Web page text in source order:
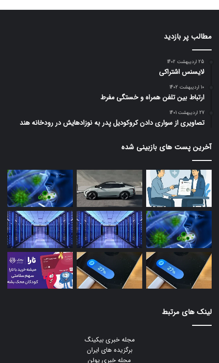
مطالب پر بازدید
25 اردیبهشت 1402
لایسنس اشتراکی
10 اردیبهشت 1402
ارتباط بین تلفن همراه و خستگی مفرط
27 اردیبهشت 1401
تصاویری از سواری دادن کروکودیل پدر به نوزادهایش در رودخانه هند
آخرین پست های بازبینی شده
لینک های مرتبط
مجله خبری بیکینگ
برگزیده های ایران
مجله خبری یولن